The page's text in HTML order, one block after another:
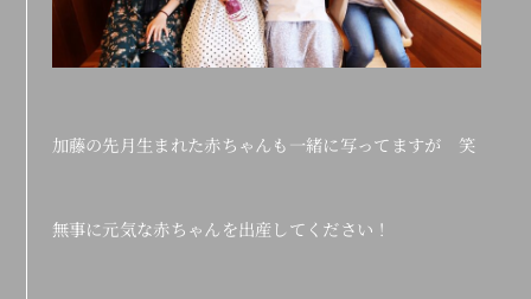
加藤の先月生まれた赤ちゃんも一緒に写ってますが 笑
無事に元気な赤ちゃんを出産してください！